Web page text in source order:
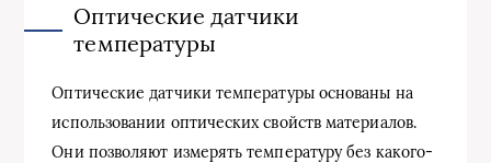
Оптические датчики
температуры
Оптические датчики температуры основаны на
использовании оптических свойств материалов.
Они позволяют измерять температуру без какого-